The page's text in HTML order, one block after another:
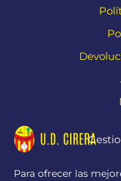
Para ofrecer las